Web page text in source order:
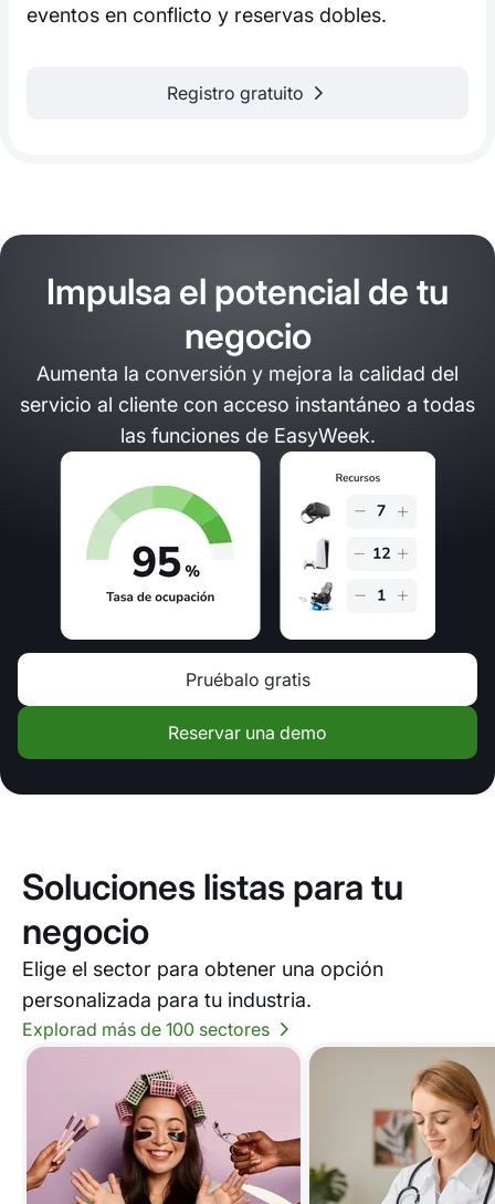
eventos en conflicto y reservas dobles.
Registro gratuito
Impulsa el potencial de tu
negocio
Aumenta la conversión y mejora la calidad del
servicio al cliente con acceso instantáneo a todas
las funciones de EasyWeek.
Pruébalo gratis
Reservar una demo
Soluciones listas para tu
negocio
Elige el sector para obtener una opción
personalizada para tu industria.
Explorad más de 100 sectores